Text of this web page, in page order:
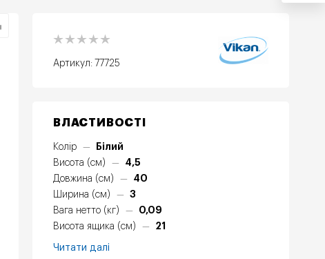
Артикул: 77725
ВЛАСТИВОСТІ
Колір —
Білий
Висота (см)
—
4,5
Довжина (см)
—
40
Ширина (см)
—
3
Вага нетто (кг)
—
0,09
Висота ящика (см)
— 21
Читати далі